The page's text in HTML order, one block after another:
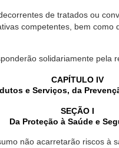
de tratados ou
competentes, bem
solidariamente pela
CAPÍTULO IV
e Serviços, da
SEÇÃO I
Da Proteção à Saúde e
não acarretarão riscos